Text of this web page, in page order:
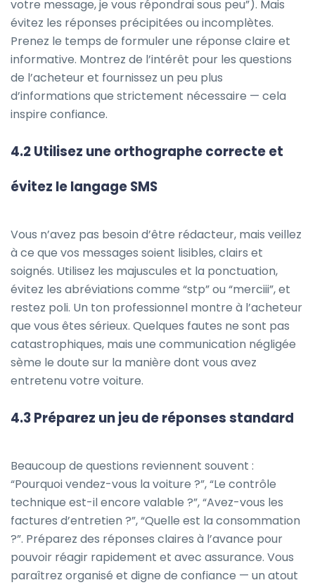
votre message, je vous répondrai sous peu”). Mais
évitez les réponses précipitées ou incomplètes.
Prenez le temps de formuler une réponse claire et
informative. Montrez de l’intérêt pour les questions
de l’acheteur et fournissez un peu plus
d’informations que strictement nécessaire — cela
inspire confiance.
4.2 Utilisez une orthographe correcte et
évitez le langage SMS
Vous n’avez pas besoin d’être rédacteur, mais veillez
à ce que vos messages soient lisibles, clairs et
soignés. Utilisez les majuscules et la ponctuation,
évitez les abréviations comme “stp” ou “merciii”, et
restez poli. Un ton professionnel montre à l’acheteur
que vous êtes sérieux. Quelques fautes ne sont pas
catastrophiques, mais une communication négligée
sème le doute sur la manière dont vous avez
entretenu votre voiture.
4.3 Préparez un jeu de réponses standard
Beaucoup de questions reviennent souvent :
“Pourquoi vendez-vous la voiture ?”, “Le contrôle
technique est-il encore valable ?”, “Avez-vous les
factures d’entretien ?”, “Quelle est la consommation
?”. Préparez des réponses claires à l’avance pour
pouvoir réagir rapidement et avec assurance. Vous
paraîtrez organisé et digne de confiance — un atout